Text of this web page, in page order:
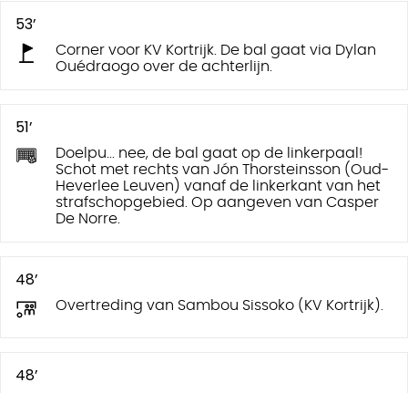
53’
Corner voor KV Kortrijk. De bal gaat via Dylan
Ouédraogo over de achterlijn.
51’
Doelpu... nee, de bal gaat op de linkerpaal!
Schot met rechts van Jón Thorsteinsson (Oud-
Heverlee Leuven) vanaf de linkerkant van het
strafschopgebied. Op aangeven van Casper
De Norre.
48’
Overtreding van Sambou Sissoko (KV Kortrijk).
48’